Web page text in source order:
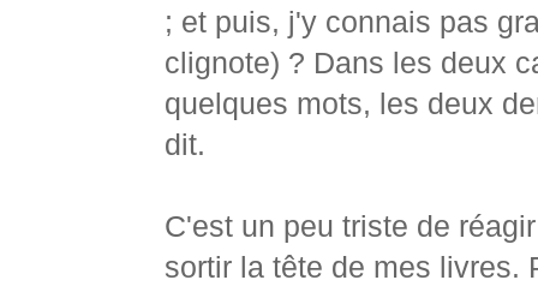
; et puis, j'y connais pas
clignote) ? Dans les deux
quelques mots, les deux
dit.
C'est un peu triste de
sortir la tête de mes livres.